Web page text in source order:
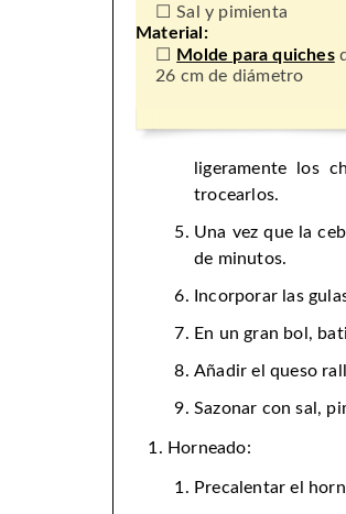
Sal y pimienta
Material:
Molde para quiches
26 cm de diámetro
ligeramente los
trocearlos.
Una vez que la
de minutos.
Incorporar las
En un gran bol,
Añadir el queso
Sazonar con sal,
Horneado:
Precalentar el